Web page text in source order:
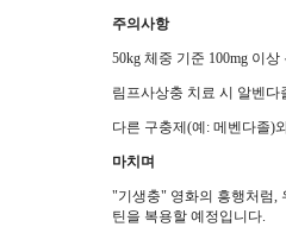
주의사항
50kg 체중 기준 100mg 이
림프사상충 치료 시 알벤
다른 구충제(예: 메벤다졸)
마치며
"기생충" 영화의 흥행처럼,
틴을 복용할 예정입니다.